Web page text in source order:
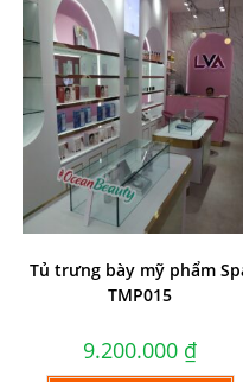
Tủ trưng bày mỹ phẩm
TMP015
9.200.000 ₫